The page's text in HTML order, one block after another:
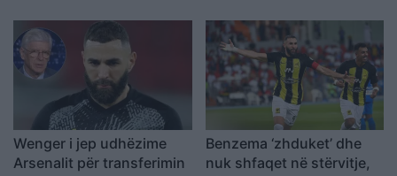
Wenger i jep udhëzime
Arsenalit për transferimin
Benzema ‘zhduket’ dhe
nuk shfaqet në stërvitje,